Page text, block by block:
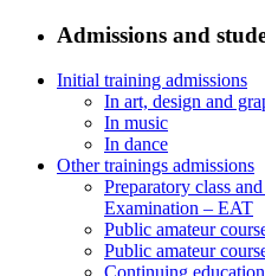
Admissions and
Initial training admissions
In art, design and
In music
In dance
Other trainings admissions
Preparatory class
Examination – EAT
Public amateur
Public amateur